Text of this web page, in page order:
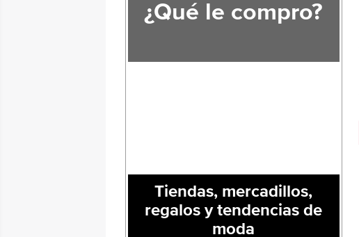
¿Qué le compro?
Tiendas, mercadillos,
regalos y tendencias de
moda